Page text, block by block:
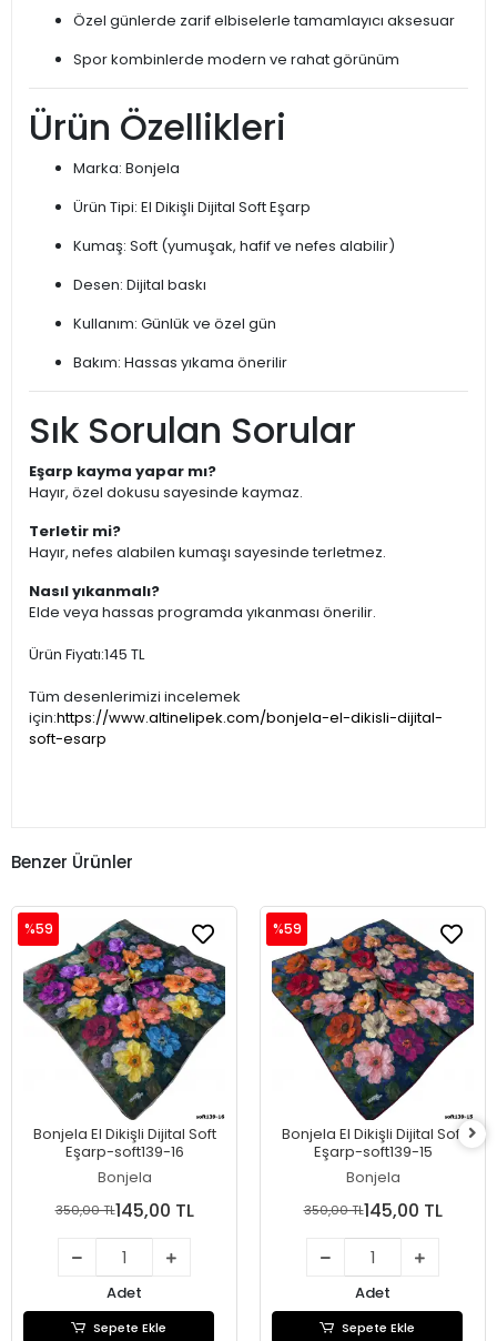
Özel günlerde zarif elbiselerle tamamlayıcı aksesuar
Spor kombinlerde modern ve rahat görünüm
Ürün Özellikleri
Marka: Bonjela
Ürün Tipi: El Dikişli Dijital Soft Eşarp
Kumaş: Soft (yumuşak, hafif ve nefes alabilir)
Desen: Dijital baskı
Kullanım: Günlük ve özel gün
Bakım: Hassas yıkama önerilir
Sık Sorulan Sorular
Eşarp kayma yapar mı?
Hayır, özel dokusu sayesinde kaymaz.
Terletir mi?
Hayır, nefes alabilen kumaşı sayesinde terletmez.
Nasıl yıkanmalı?
Elde veya hassas programda yıkanması önerilir.
Ürün Fiyatı:145 TL
Tüm desenlerimizi incelemek
için:https://www.altinelipek.com/bonjela-el-dikisli-dijital-
soft-esarp
Benzer Ürünler
Bonjela El Dikişli Dijital Soft
Eşarp-soft139-16
Bonjela
%59
350,00 TL145,00 TL
Adet
Sepete Ekle
Bonjela El Dikişli Dijital Soft
Eşarp-soft139-15
Bonjela
%59
350,00 TL145,00 TL
Adet
Sepete Ekle